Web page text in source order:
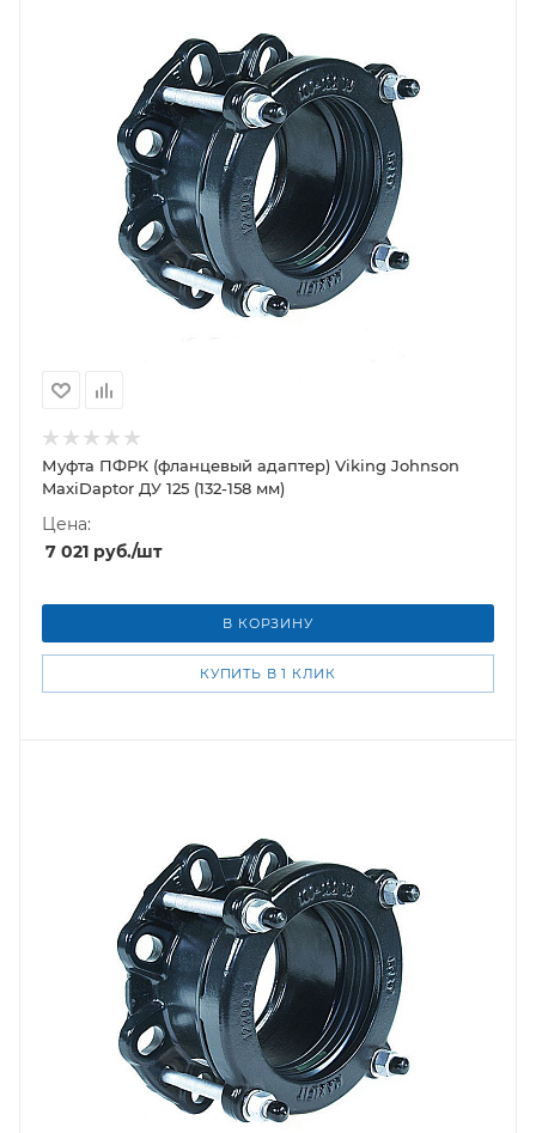
Муфта ПФРК (фланцевый адаптер) Viking Johnson
MaxiDaptor ДУ 125 (132-158 мм)
Цена:
7 021 руб./шт
В КОРЗИНУ
КУПИТЬ В 1 КЛИК